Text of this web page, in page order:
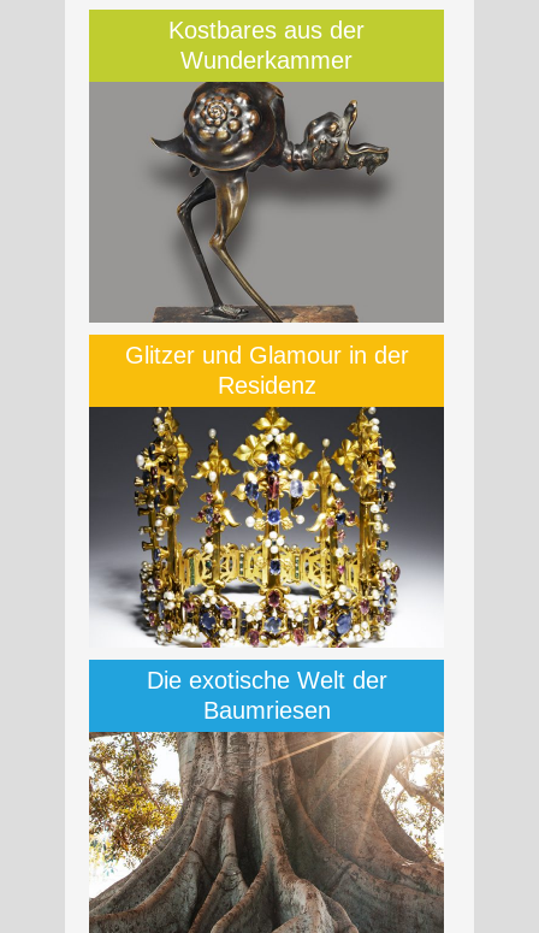
Kostbares aus der
Wunderkammer
Glitzer und Glamour in der
Residenz
Die exotische Welt der
Baumriesen